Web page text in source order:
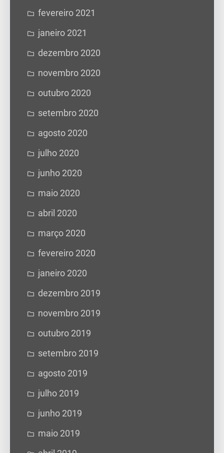
fevereiro 2021
janeiro 2021
dezembro 2020
novembro 2020
outubro 2020
setembro 2020
agosto 2020
julho 2020
junho 2020
maio 2020
abril 2020
março 2020
fevereiro 2020
janeiro 2020
dezembro 2019
novembro 2019
outubro 2019
setembro 2019
agosto 2019
julho 2019
junho 2019
maio 2019